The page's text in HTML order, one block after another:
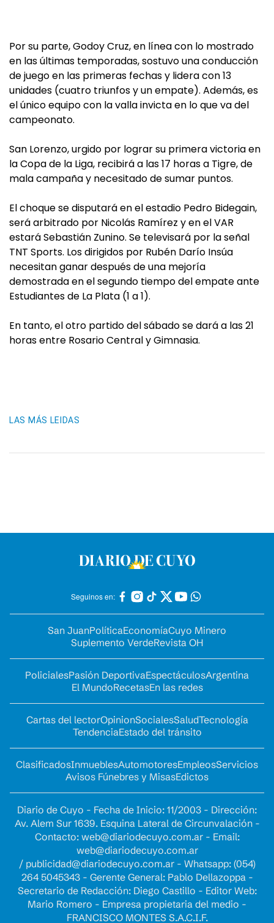
Por su parte, Godoy Cruz, en línea con lo mostrado
en las últimas temporadas, sostuvo una conducción
de juego en las primeras fechas y lidera con 13
unidades (cuatro triunfos y un empate). Además, es
el único equipo con la valla invicta en lo que va del
campeonato.
San Lorenzo, urgido por lograr su primera victoria en
la Copa de la Liga, recibirá a las 17 horas a Tigre, de
mala campaña y necesitado de sumar puntos.
El choque se disputará en el estadio Pedro Bidegain,
será arbitrado por Nicolás Ramírez y en el VAR
estará Sebastián Zunino. Se televisará por la señal
TNT Sports. Los dirigidos por Rubén Darío Insúa
necesitan ganar después de una mejoría
demostrada en el segundo tiempo del empate ante
Estudiantes de La Plata (1 a 1).
En tanto, el otro partido del sábado se dará a las 21
horas entre Rosario Central y Gimnasia.
LAS MÁS LEIDAS
Seguinos en:
San JuanPolíticaEconomíaCuyo Minero
Suplemento VerdeRevista OH
PolicialesPasión DeportivaEspectáculosArgentina
El MundoRecetasEn las redes
Cartas del lectorOpinionSocialesSaludTecnología
TendenciaEstado del tránsito
ClasificadosInmueblesAutomotoresEmpleosServicios
Avisos Fúnebres y MisasEdictos
Diario de Cuyo - Fecha de Inicio: 11/2003 - Dirección:
Av. Alem Sur 1639. Esquina Lateral de Circunvalación -
Contacto: web@diariodecuyo.com.ar- Email:
web@diariodecuyo.com.ar
/ publicidad@diariodecuyo.com.ar- Whatsapp: (054)
264 5045343 - Gerente General: Pablo Dellazoppa -
Secretario de Redacción: Diego Castillo - Editor Web:
Mario Romero - Empresa propietaria del medio -
FRANCISCO MONTES S.A.C.I.F.